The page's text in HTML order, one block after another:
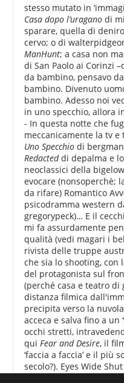
stesso mutato in
Casa dopo l’uragano di
sparare, quella di
cervo; o di
ManHunt; a casa non
di San Paolo ai Corinzi
da bambino, pensavo
bambino. Divenuto
bambino. Adesso noi
in uno specchio, allora
- In questa notte che
meccanicamente la tv
Uno Specchio di
Redacteddi depalma e
neoclassici della
evocare (nonsoperchè;
da rifare) Romantico
psicodramma western
gregorypeck)… E il
mi fa assurdamente
qualità (vedi magari i
rivista delle truppe
che sia lo shooting, con
del protagonista sul
(perché casa e teatro di
distanza filmica
precipita verso la
acceca e salva fino a un
occhi stretti,
quiFear and Desire, il
‘faccia a faccia’ e il più
secolo?). Eyes Wide